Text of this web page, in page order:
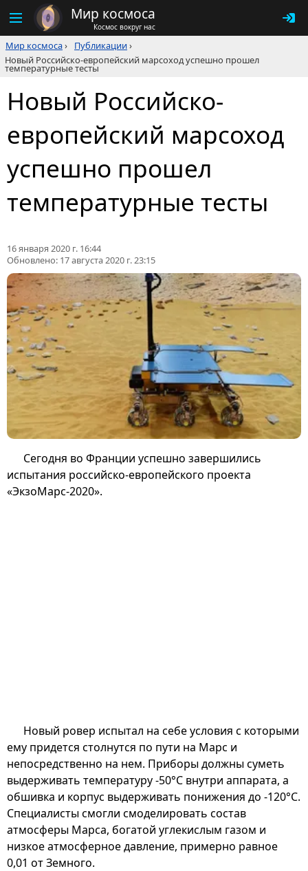
Мир космоса
Космос вокруг нас
Мир космоса› Публикации›
Новый Российско-европейский марсоход успешно прошел
температурные тесты
Новый Российско-
европейский марсоход
успешно прошел
температурные тесты
16 января 2020 г. 16:44
Обновлено: 17 августа 2020 г. 23:15
Сегодня во Франции успешно завершились
испытания российско-европейского проекта
«ЭкзоМарс-2020».
Новый ровер испытал на себе условия с которыми
ему придется столнутся по пути на Марс и
непосредственно на нем. Приборы должны суметь
выдерживать температуру -50°C внутри аппарата, а
обшивка и корпус выдерживать понижения до -120°C.
Специалисты смогли смоделировать состав
атмосферы Марса, богатой углекислым газом и
низкое атмосферное давление, примерно равное
0,01 от Земного.